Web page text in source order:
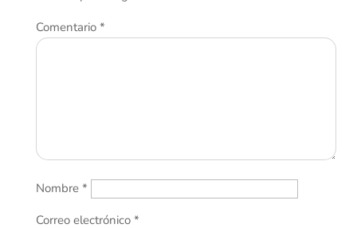
Comentario *
Nombre *
Correo electrónico *